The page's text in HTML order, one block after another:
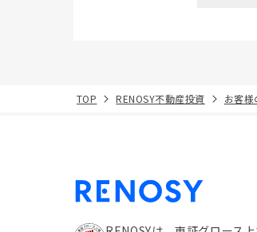
TOP RENOSY不動産投資 お客様